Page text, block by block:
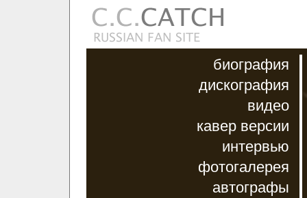
биография
дискография
видео
кавер версии
интервью
фотогалерея
автографы